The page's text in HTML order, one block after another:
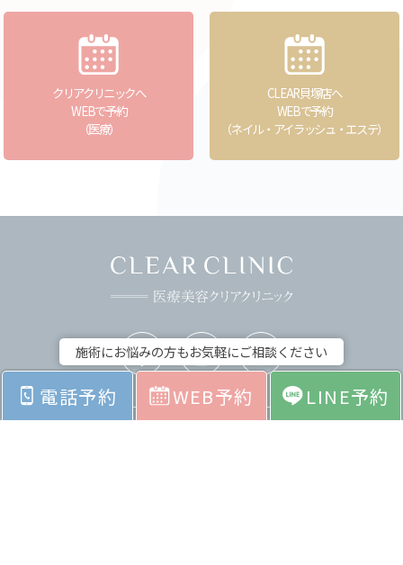
クリアクリニックへ
WEBで予約
（医療）
CLEAR貝塚店へ
WEBで予約
（ネイル・アイラッシュ・エステ）
施術にお悩みの方もお気軽にご相談ください
電話予約 WEB予約 LINE予約